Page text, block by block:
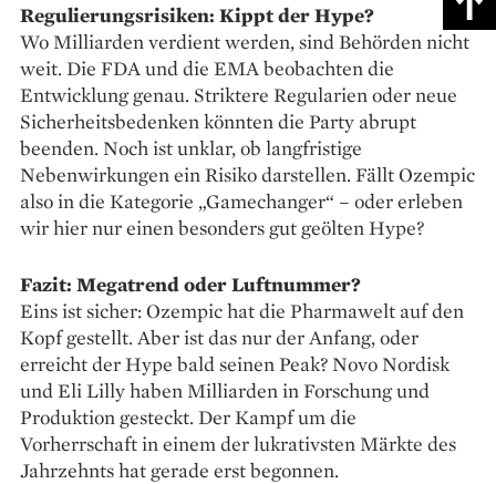
Regulierungsrisiken: Kippt der Hype?
Wo Milliarden verdient werden, sind Behörden nicht
weit. Die FDA und die EMA beobachten die
Entwicklung genau. Striktere Regularien oder neue
Sicherheitsbedenken könnten die Party abrupt
beenden. Noch ist unklar, ob langfristige
Nebenwirkungen ein Risiko darstellen. Fällt Ozempic
also in die Kategorie „Gamechanger“ – oder erleben
wir hier nur einen besonders gut geölten Hype?
Fazit: Megatrend oder Luftnummer?
Eins ist sicher: Ozempic hat die Pharmawelt auf den
Kopf gestellt. Aber ist das nur der Anfang, oder
erreicht der Hype bald seinen Peak? Novo Nordisk
und Eli Lilly haben Milliarden in Forschung und
Produktion gesteckt. Der Kampf um die
Vorherrschaft in einem der lukrativsten Märkte des
Jahrzehnts hat gerade erst begonnen.